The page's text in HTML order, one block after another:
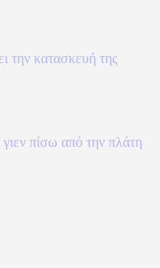
την κατασκευή της
πίσω από την πλάτη